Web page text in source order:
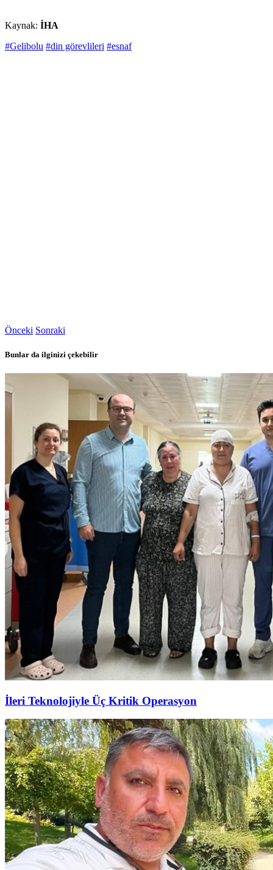
Kaynak: İHA
#Gelibolu #din görevlileri #esnaf
Önceki Sonraki
Bunlar da ilginizi çekebilir
İleri Teknolojiyle Üç Kritik Operasyon